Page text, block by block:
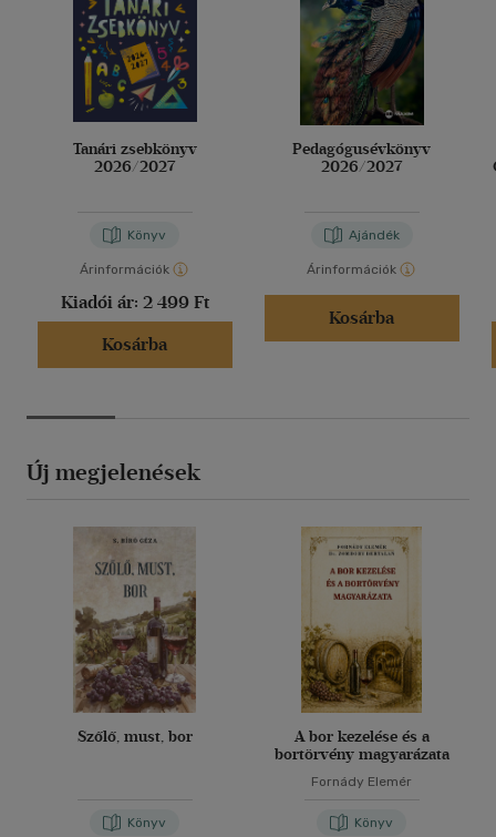
Tanári zsebkönyv
2026/2027
Könyv
Árinformációk
Kiadói ár: 2 499 Ft
Kosárba
Pedagógusévkönyv
2026/2027
Ajándék
Árinformációk
Kosárba
Új megjelenések
Szőlő, must, bor
Könyv
A bor kezelése és a
bortörvény magyarázata
Fornády Elemér
Könyv